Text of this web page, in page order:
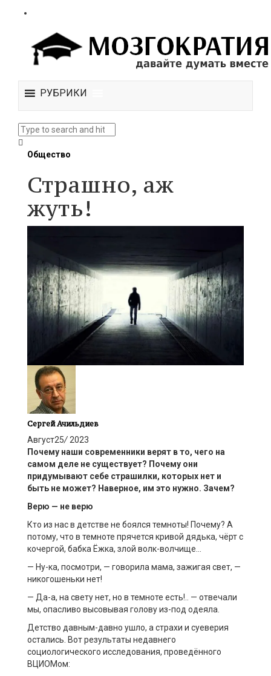
РУБРИКИ
Общество
Страшно, аж
жуть!
Сергей Ачильдиев
Август25/ 2023
Почему наши современники верят в то, чего на
самом деле не существует? Почему они
придумывают себе страшилки, которых нет и
быть не может? Наверное, им это нужно. Зачем?
Верю — не верю
Кто из нас в детстве не боялся темноты! Почему? А
потому, что в темноте прячется кривой дядька, чёрт с
кочергой, бабка Ёжка, злой волк-волчище…
— Ну-ка, посмотри, — говорила мама, зажигая свет, —
никогошеньки нет!
— Да-а, на свету нет, но в темноте есть!.. — отвечали
мы, опасливо высовывая голову из-под одеяла.
Детство давным-давно ушло, а страхи и суеверия
остались. Вот результаты недавнего
социологического исследования, проведённого
ВЦИОМом: